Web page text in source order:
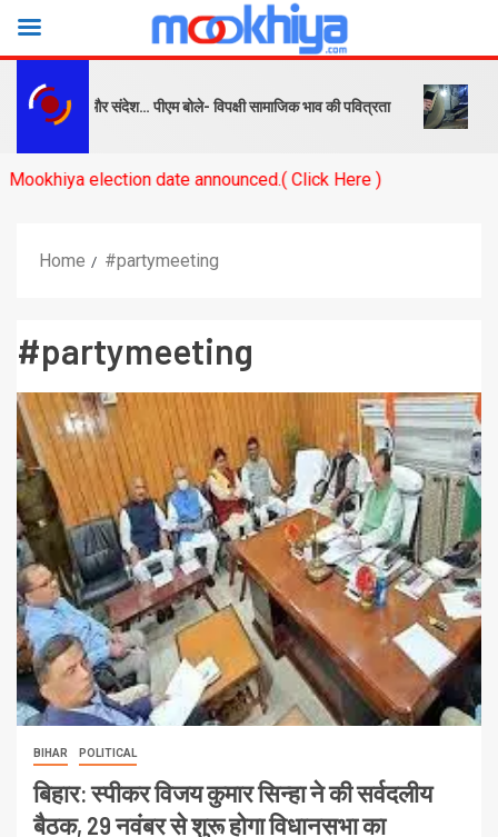
को सबक और संदेश… पीएम बोले- विपक्षी सामाजिक भाव की पवित्रता
election date announced.( Click Here )
Home #partymeeting
#partymeeting
BIHAR POLITICAL
बिहार: स्पीकर विजय कुमार सिन्हा ने की सर्वदलीय
बैठक, 29 नवंबर से शुरू होगा विधानसभा का